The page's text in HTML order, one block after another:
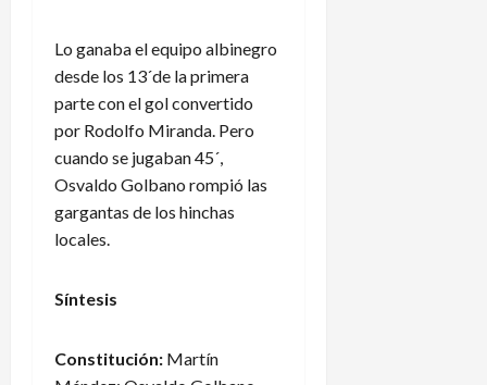
Lo ganaba el equipo albinegro
desde los 13´de la primera
parte con el gol convertido
por Rodolfo Miranda. Pero
cuando se jugaban 45´,
Osvaldo Golbano rompió las
gargantas de los hinchas
locales.
Síntesis
Constitución: Martín